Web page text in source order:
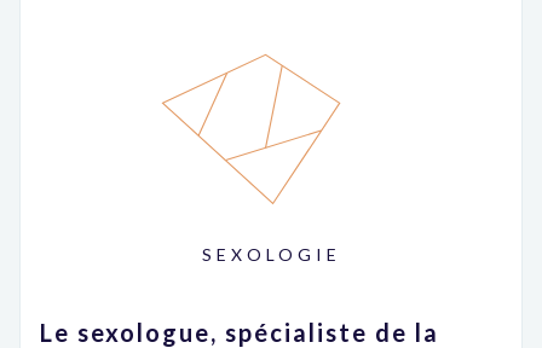
SEXOLOGIE
Le sexologue, spécialiste de la